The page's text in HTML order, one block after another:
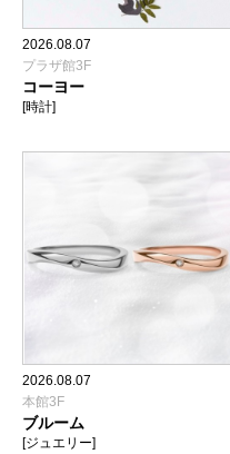
2026.08.07
プラザ館3F
コーヨー
[時計]
2026.08.07
本館3F
ブルーム
[ジュエリー]